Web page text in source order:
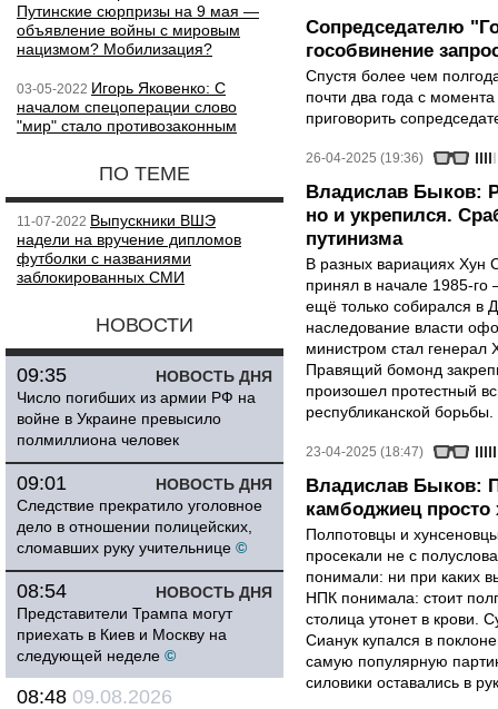
Путинские сюрпризы на 9 мая —
объявление войны с мировым
нацизмом? Мобилизация?
03-05-2022 Игорь Яковенко: С
началом спецоперации слово
"мир" стало противозаконным
ПО ТЕМЕ
11-07-2022 Выпускники ВШЭ
надели на вручение дипломов
футболки с названиями
заблокированных СМИ
НОВОСТИ
НОВОСТЬ ДНЯ
09:35
Число погибших из армии РФ на
войне в Украине превысило
полмиллиона человек
НОВОСТЬ ДНЯ
09:01
Следствие прекратило уголовное
дело в отношении полицейских,
сломавших руку учительнице ©
НОВОСТЬ ДНЯ
08:54
Представители Трампа могут
приехать в Киев и Москву на
следующей неделе ©
08:48 09.08.2026
Сопредседателю
гособвинение
Спустя более чем
почти два года с
приговорить
26-04-2025 (19:36)
Владислав Быков:
но и укрепился.
путинизма
В разных вариациях Хун
принял в начале 1985-
ещё только собирался в
наследование власти
министром стал
Правящий бомонд
произошел протестный
республиканской борьбы.
23-04-2025 (18:47)
Владислав Быков:
камбоджиец просто
Полпотовцы и
просекали не с
понимали: ни при каких
НПК понимала: стоит
столица утонет в крови.
Сианук купался в
самую популярную
силовики оставались в